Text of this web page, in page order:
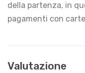
della partenza, in
pagamenti con
Valutazione